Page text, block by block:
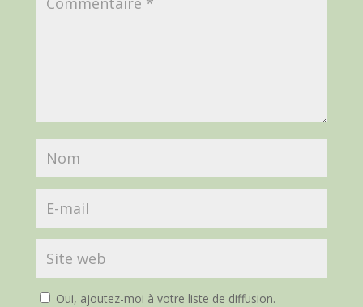
Oui, ajoutez-moi à votre liste de diffusion.